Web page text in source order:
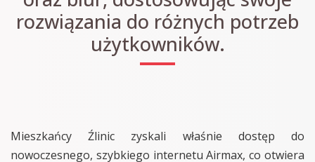
rozwiązania do różnych potrzeb
użytkowników.
Mieszkańcy Źlinic zyskali właśnie dostęp do
nowoczesnego, szybkiego internetu Airmax, co otwiera